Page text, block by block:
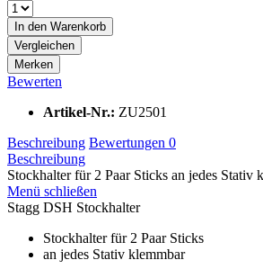
In den Warenkorb
Vergleichen
Merken
Bewerten
Artikel-Nr.: ZU2501
Beschreibung Bewertungen 0
Beschreibung
Stockhalter für 2 Paar Sticks an jedes Stativ
Menü schließen
Stagg DSH Stockhalter
Stockhalter für 2 Paar Sticks
an jedes Stativ klemmbar